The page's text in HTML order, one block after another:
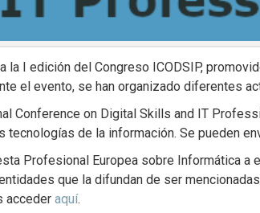
la I edición del Congreso ICODSIP,
el evento, se han organizado diferentes
Conference on Digital Skills and IT
de la información. Se pueden
Profesional Europea sobre Informática
que la difundan de ser
acceder aquí.